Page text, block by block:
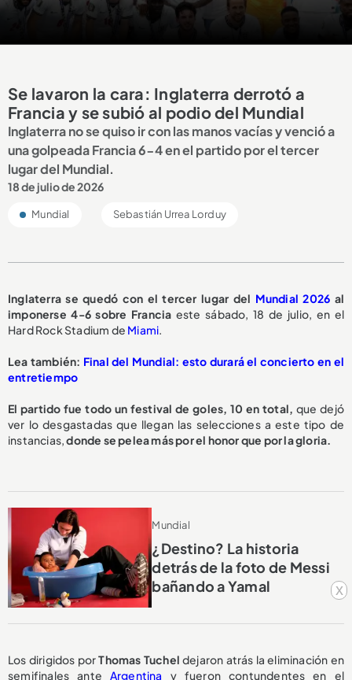
x
Se lavaron la cara: Inglaterra derrotó a
Francia y se subió al podio del Mundial
Inglaterra no se quiso ir con las manos vacías y venció a
una golpeada Francia 6-4 en el partido por el tercer
lugar del Mundial.
18 de julio de 2026
Mundial Sebastián Urrea Lorduy
Inglaterra se quedó con el tercer lugar del Mundial 2026 al
imponerse 4-6 sobre Francia este sábado, 18 de julio, en el
Hard Rock Stadium de Miami.
Lea también: Final del Mundial: esto durará el concierto en el
entretiempo
El partido fue todo un festival de goles, 10 en total, que dejó
ver lo desgastadas que llegan las selecciones a este tipo de
instancias,donde se pelea más por el honor que por la gloria.
Mundial
¿Destino? La historia
detrás de la foto de Messi
bañando a Yamal
Los dirigidos porThomas Tuchel dejaron atrás la eliminación en
semifinales ante Argentina y fueron contundentes en el